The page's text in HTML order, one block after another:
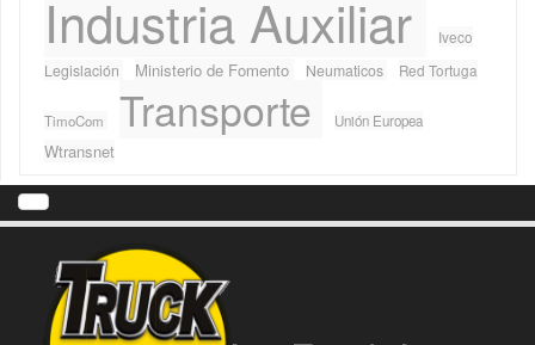
Industria Auxiliar
Iveco
Legislación
Ministerio de Fomento Neumaticos Red Tortuga
TimoCom Transporte Unión Europea
Wtransnet